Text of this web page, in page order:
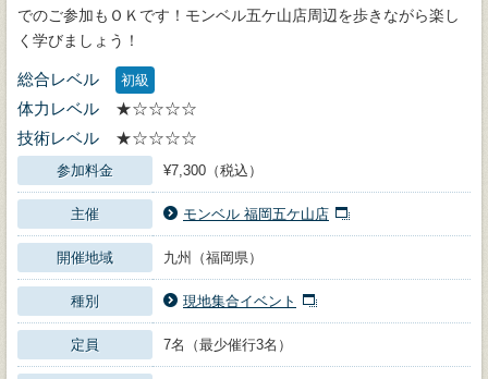
でのご参加もＯＫです！モンベル五ケ山店周辺を歩きながら楽し
く学びましょう！
総合レベル 初級
体力レベル
★☆☆☆☆
技術レベル
★☆☆☆☆
参加料金 ¥7,300（税込）
主催 モンベル 福岡五ケ山店
開催地域 九州（福岡県）
種別 現地集合イベント
定員 7名（最少催行3名）